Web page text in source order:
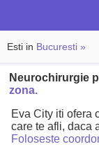
Esti in Bucuresti »
Neurochirurgie
zona.
Eva City iti ofera
care te afli, daca
Foloseste